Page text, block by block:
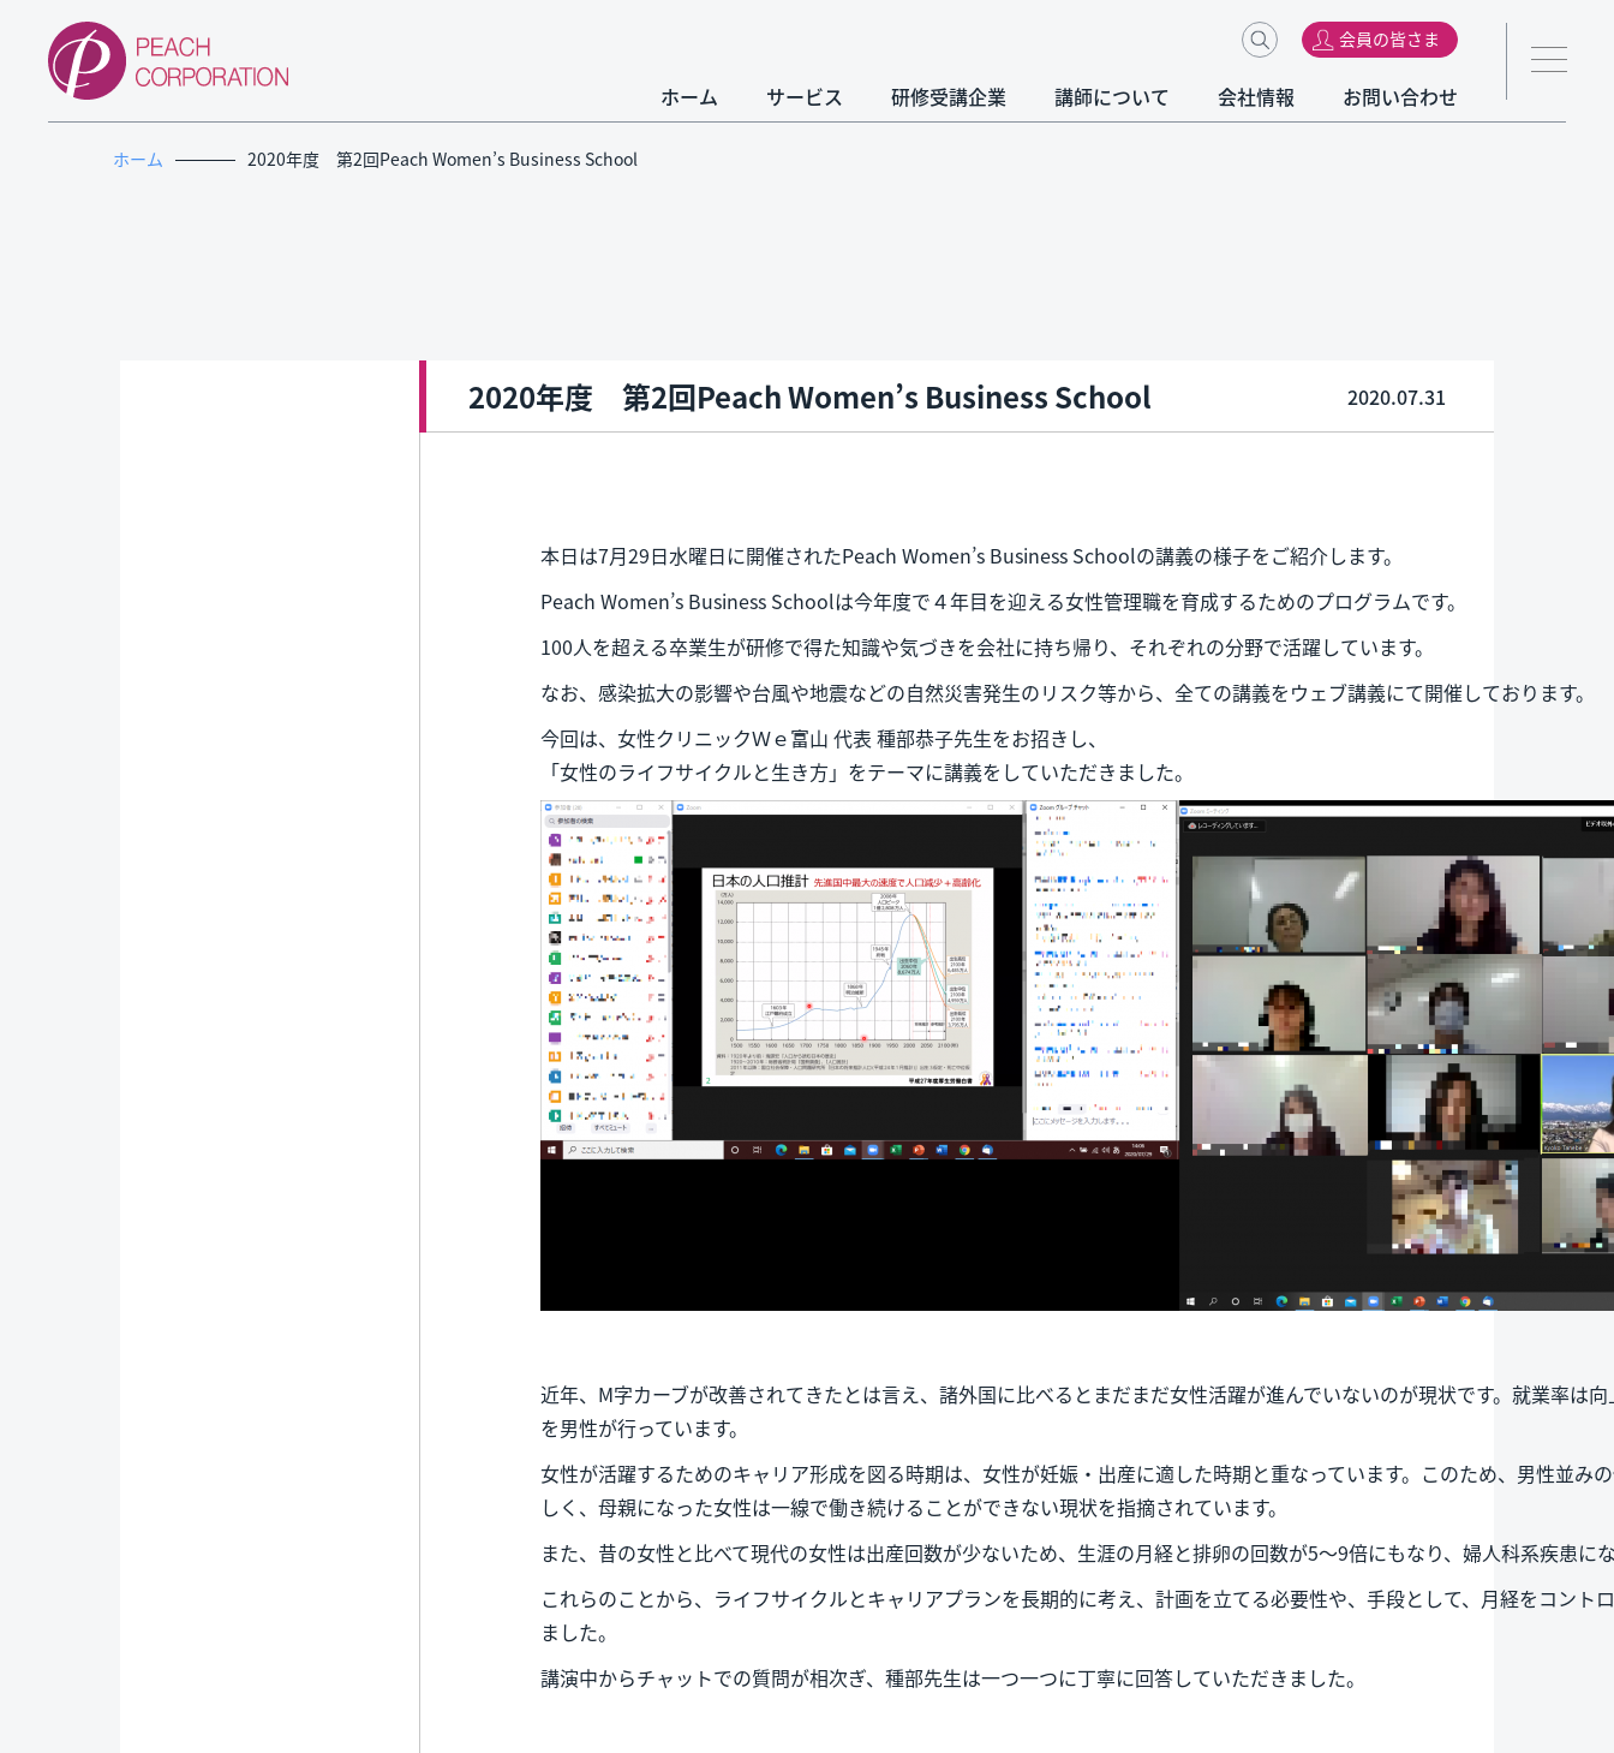
会員の皆さま
ホーム サービス 研修受講企業 講師について 会社情報 お問い合わせ
ホーム 2020年度 第2回Peach Women’s Business School
2020年度 第2回Peach Women’s Business School 2020.07.31
本日は7月29日水曜日に開催されたPeach Women’s Business Schoolの講義の様子をご紹介します。
Peach Women’s Business Schoolは今年度で４年目を迎える女性管理職を育成するためのプログラムです。
100人を超える卒業生が研修で得た知識や気づきを会社に持ち帰り、それぞれの分野で活躍しています。
なお、感染拡大の影響や台風や地震などの自然災害発生のリスク等から、全ての講義をウェブ講義にて開催しております。
今回は、女性クリニックＷｅ富山 代表 種部恭子先生をお招きし、
「女性のライフサイクルと生き方」をテーマに講義をしていただきました。
近年、M字カーブが改善されてきたとは言え、諸外国に比べるとまだまだ女性活躍が進んでいないのが現状です。就業率は
を男性が行っています。
女性が活躍するためのキャリア形成を図る時期は、女性が妊娠・出産に適した時期と重なっています。このため、男性並み
しく、母親になった女性は一線で働き続けることができない現状を指摘されています。
また、昔の女性と比べて現代の女性は出産回数が少ないため、生涯の月経と排卵の回数が5～9倍にもなり、婦人科系疾患に
これらのことから、ライフサイクルとキャリアプランを長期的に考え、計画を立てる必要性や、手段として、月経をコント
ました。
講演中からチャットでの質問が相次ぎ、種部先生は一つ一つに丁寧に回答していただきました。